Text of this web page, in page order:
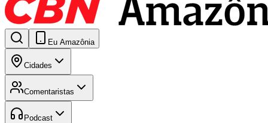
Eu Amazônia
Cidades
Comentaristas
Podcast